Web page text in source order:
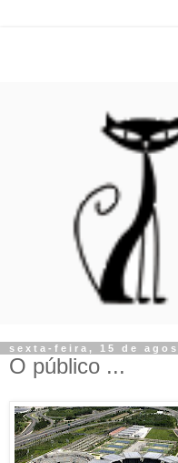
sexta-feira, 15 de
O público ...